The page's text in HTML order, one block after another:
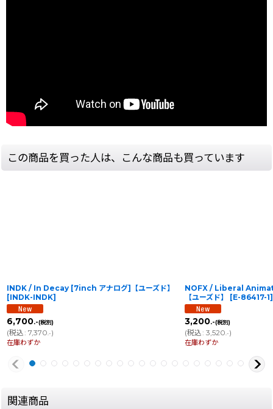
この商品を買った人は、こんな商品も買っています
INDK / In Decay [7inch アナログ]【ユーズド】
[INDK-INDK]
6,700.-(税別)
(税込: 7,370 .-)
在庫わずか
NOFX / Liberal
【ユーズド】
[E-86417-1]
3,200.-(税別)
(税込: 3,520 .-)
在庫わずか
関連商品